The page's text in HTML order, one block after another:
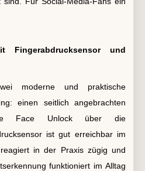
Fingerabdrucksensor und
moderne und praktische
einen seitlich angebrachten
Face Unlock über die
ist gut erreichbar im
in der Praxis zügig und
funktioniert im Alltag